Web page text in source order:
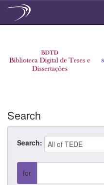
Search
Search:
for